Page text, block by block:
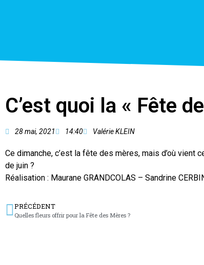
C’est quoi la « Fête
28 mai, 2021 14:40 Valérie KLEIN
Ce dimanche, c’est la fête des mères, mais d’où
de juin ?
Réalisation : Maurane GRANDCOLAS – Sandrine
PRÉCÉDENT
Quelles fleurs offrir pour la Fête des Mères ?